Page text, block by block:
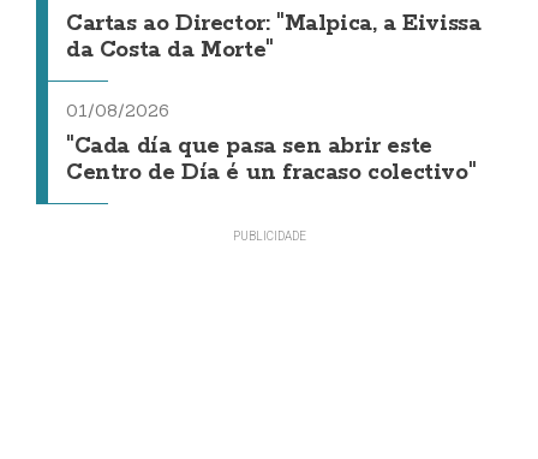
Cartas ao Director: "Malpica, a Eivissa
da Costa da Morte"
01/08/2026
"Cada día que pasa sen abrir este
Centro de Día é un fracaso colectivo"